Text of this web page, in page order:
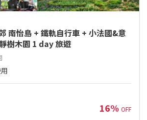
南怡島 + 鐵軌自行車 + 小法國&意
樹木園 1 day 旅遊
16% OFF